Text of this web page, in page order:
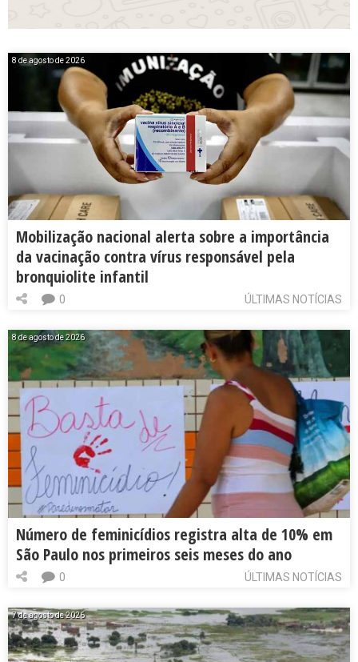
8 de agosto de 2026
Mobilização nacional alerta sobre a importância
da vacinação contra vírus responsável pela
bronquiolite infantil
ÚLTIMAS NOTÍCIAS
0
8 de agosto de 2026
Número de feminicídios registra alta de 10% em
São Paulo nos primeiros seis meses do ano
ÚLTIMAS NOTÍCIAS
0
7 de agosto de 2026